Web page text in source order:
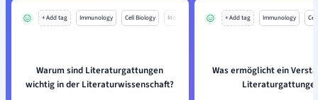
+ Add tag Immunology Cell Biology Mo
Warum sind Literaturgattungen
wichtig in der Literaturwissenschaft?
+ Add tag Immunology
Was ermöglicht ein